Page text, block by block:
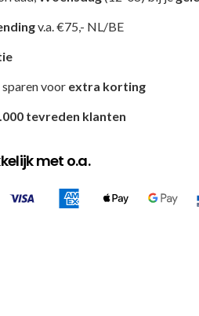
v.a. €75,- NL/BE
voor extra korting
tevreden klanten
met o.a.